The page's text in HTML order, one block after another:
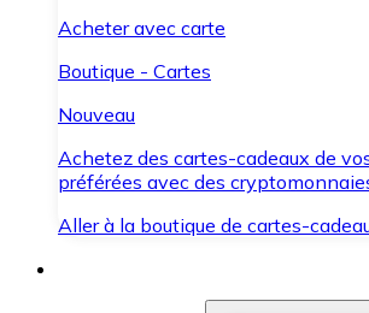
Acheter avec carte
Boutique - Cartes
Nouveau
Achetez des cartes-cadeaux de
préférées avec des
Aller à la boutique de cartes-